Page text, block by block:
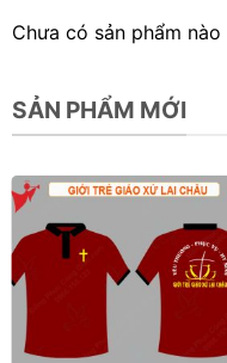
Chưa có sản phẩm nào
SẢN PHẨM MỚI